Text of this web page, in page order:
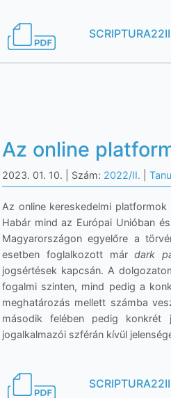
Az online
2023. 01. 10. | Szám: 2022/II.
Az online kereskedelmi
Habár mind az Európai Unióban
Magyarországon egyelőre a
esetben foglalkozott márdark
jogsértések kapcsán. A
fogalmi szinten, mind pedig a
meghatározás mellett számba
második felében pedig konkrét
jogalkalmazói szférán kívül